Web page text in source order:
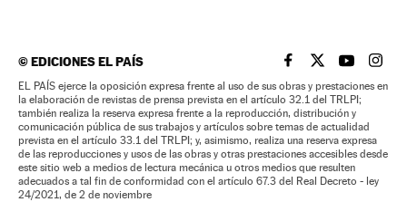
©EDICIONES EL PAÍS EL PAÍS BRASIL EN
EL PAÍSEL PAÍS
EL
EL PAÍS ejerce la oposición expresa frente al uso de sus obras y prestaciones en
la elaboración de revistas de prensa prevista en el artículo 32.1 del TRLPI;
también realiza la reserva expresa frente a la reproducción, distribución y
comunicación pública de sus trabajos y artículos sobre temas de actualidad
prevista en el artículo 33.1 del TRLPI; y, asimismo, realiza una reserva expresa
de las reproducciones y usos de las obras y otras prestaciones accesibles desde
este sitio web a medios de lectura mecánica u otros medios que resulten
adecuados a tal fin de conformidad con el artículo 67.3 del Real Decreto - ley
24/2021, de 2 de noviembre